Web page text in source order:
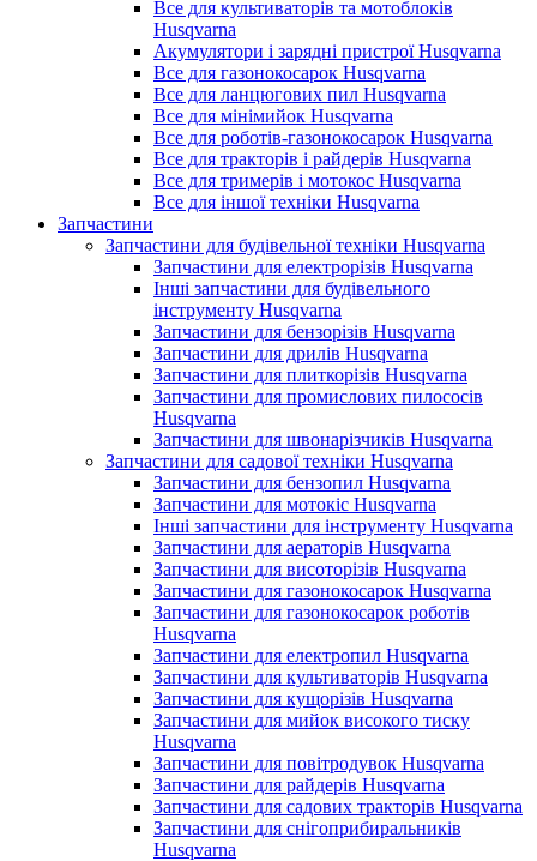
Все для культиваторів та мотоблоків
Husqvarna
Акумулятори і зарядні пристрої Husqvarna
Все для газонокосарок Husqvarna
Все для ланцюгових пил Husqvarna
Все для мінімийок Husqvarna
Все для роботів-газонокосарок Husqvarna
Все для тракторів і райдерів Husqvarna
Все для тримерів і мотокос Husqvarna
Все для іншої техніки Husqvarna
Запчастини
Запчастини для будівельної техніки Husqvarna
Запчастини для електрорізів Husqvarna
Інші запчастини для будівельного
інструменту Husqvarna
Запчастини для бензорізів Husqvarna
Запчастини для дрилів Husqvarna
Запчастини для плиткорізів Husqvarna
Запчастини для промислових пилососів
Husqvarna
Запчастини для швонарізчиків Husqvarna
Запчастини для садової техніки Husqvarna
Запчастини для бензопил Husqvarna
Запчастини для мотокіс Husqvarna
Інші запчастини для інструменту Husqvarna
Запчастини для аераторів Husqvarna
Запчастини для висоторізів Husqvarna
Запчастини для газонокосарок Husqvarna
Запчастини для газонокосарок роботів
Husqvarna
Запчастини для електропил Husqvarna
Запчастини для культиваторів Husqvarna
Запчастини для кущорізів Husqvarna
Запчастини для мийок високого тиску
Husqvarna
Запчастини для повітродувок Husqvarna
Запчастини для райдерів Husqvarna
Запчастини для садових тракторів Husqvarna
Запчастини для снігоприбиральників
Husqvarna